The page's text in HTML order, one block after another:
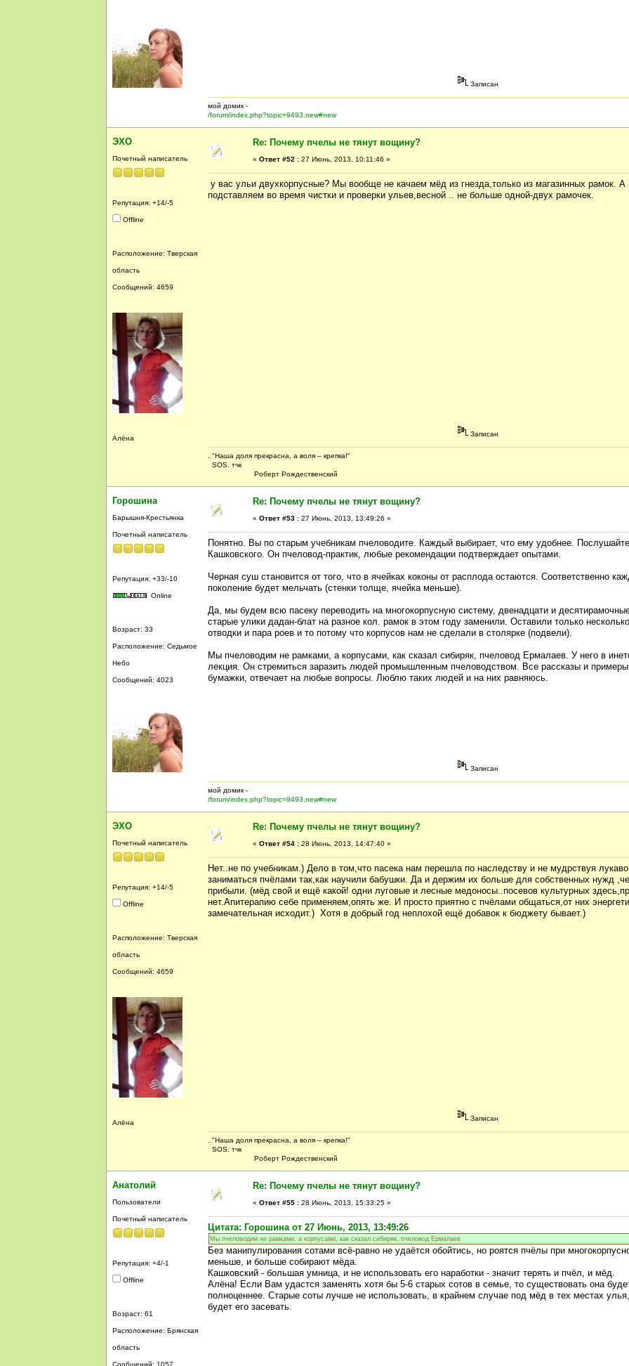
Записан
мой домик -
/forum/index.php?topic=9493.new#new
ЭХО
Почетный написатель
Репутация: +14/-5
Offline
Расположение: Тверская
область
Сообщений: 4659
Алёна
Re: Почему пчелы не тянут вощину?
« Ответ #52 : 27 Июнь, 2013, 10:11:46 »
у вас ульи двухкорпусные? Мы вообще не качаем мёд из гнезда,только из магазинных рамок.
подставляем во время чистки и проверки ульев,весной .. не больше одной-двух рамочек.
Записан
.."Наша доля прекрасна, а воля – крепка!"
SOS. тчк
Роберт Рождественский
Горошина
Барышня-Крестьянка
Почетный написатель
Репутация: +33/-10
Online
Возраст: 33
Расположение: Седьмое
Небо
Сообщений: 4023
Re: Почему пчелы не тянут вощину?
« Ответ #53 : 27 Июнь, 2013, 13:49:26 »
Понятно. Вы по старым учебникам пчеловодите. Каждый выбирает, что ему удобнее.
Кашковского. Он пчеловод-практик, любые рекомендации подтверждает опытами.
Черная суш становится от того, что в ячейках коконы от расплода остаются. Соответственно
поколение будет мельчать (стенки толще, ячейка меньше).
Да, мы будем всю пасеку переводить на многокорпусную систему, двенадцати и
старые улики дадан-блат на разное кол. рамок в этом году заменили. Оставили только
отводки и пара роев и то потому что корпусов нам не сделали в столярке (подвели).
Мы пчеловодим не рамками, а корпусами, как сказал сибиряк, пчеловод Ермалаев. У него в
лекция. Он стремиться заразить людей промышленным пчеловодством. Все рассказы и примеры
бумажки, отвечает на любые вопросы. Люблю таких людей и на них равняюсь.
Записан
мой домик -
/forum/index.php?topic=9493.new#new
ЭХО
Почетный написатель
Репутация: +14/-5
Offline
Расположение: Тверская
область
Сообщений: 4659
Алёна
Re: Почему пчелы не тянут вощину?
« Ответ #54 : 28 Июнь, 2013, 14:47:40 »
Нет..не по учебникам.) Дело в том,что пасека нам перешла по наследству и не мудрствуя
заниматься пчёлами так,как научили бабушки. Да и держим их больше для собственных нужд
прибыли. (мёд свой и ещё какой! одни луговые и лесные медоносы..посевов культурных
нет.Апитерапию себе применяем,опять же. И просто приятно с пчёлами общаться,от них
замечательная исходит.) Хотя в добрый год неплохой ещё добавок к бюджету бывает.)
Записан
.."Наша доля прекрасна, а воля – крепка!"
SOS. тчк
Роберт Рождественский
Анатолий
Пользователи
Почетный написатель
Репутация: +4/-1
Offline
Возраст: 61
Расположение: Брянская
область
Сообщений: 1057
Re: Почему пчелы не тянут вощину?
« Ответ #55 : 28 Июнь, 2013, 15:33:25 »
Цитата: Горошина от 27 Июнь, 2013, 13:49:26
Мы пчеловодим не рамками, а корпусами, как сказал сибиряк, пчеловод Ермалаев.
Без манипулирования сотами всё-равно не удаётся обойтись, но роятся пчёлы при
меньше, и больше собирают мёда.
Кашковский - большая умница, и не использовать его наработки - значит терять и пчёл, и мёд.
Алёна! Если Вам удастся заменять хотя бы 5-6 старых сотов в семье, то существовать она
полноценнее. Старые соты лучше не использовать, в крайнем случае под мёд в тех местах
будет его засевать.